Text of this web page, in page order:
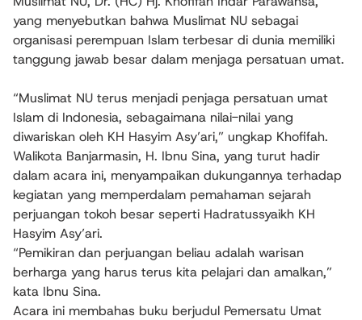
yang menyebutkan bahwa Muslimat NU sebagai
organisasi perempuan Islam terbesar di dunia memiliki
tanggung jawab besar dalam menjaga persatuan umat.
“Muslimat NU terus menjadi penjaga persatuan umat
Islam di Indonesia, sebagaimana nilai-nilai yang
diwariskan oleh KH Hasyim Asy’ari,” ungkap Khofifah.
Walikota Banjarmasin, H. Ibnu Sina, yang turut hadir
dalam acara ini, menyampaikan dukungannya terhadap
kegiatan yang memperdalam pemahaman sejarah
perjuangan tokoh besar seperti Hadratussyaikh KH
Hasyim Asy’ari.
“Pemikiran dan perjuangan beliau adalah warisan
berharga yang harus terus kita pelajari dan amalkan,”
kata Ibnu Sina.
Acara ini membahas buku berjudul Pemersatu Umat